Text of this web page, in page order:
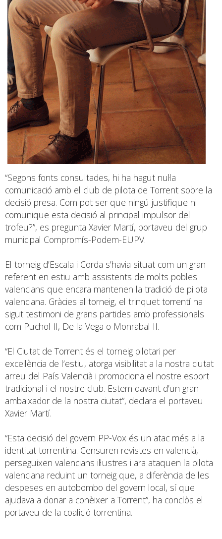
“Segons fonts consultades, hi ha hagut nul·la
comunicació amb el club de pilota de Torrent sobre la
decisió presa. Com pot ser que ningú justifique ni
comunique esta decisió al principal impulsor del
trofeu?”, es pregunta Xavier Martí, portaveu del grup
municipal Compromís-Podem-EUPV.
El torneig d’Escala i Corda s’havia situat com un gran
referent en estiu amb assistents de molts pobles
valencians que encara mantenen la tradició de pilota
valenciana. Gràcies al torneig, el trinquet torrentí ha
sigut testimoni de grans partides amb professionals
com Puchol II, De la Vega o Monrabal II.
“El Ciutat de Torrent és el torneig pilotari per
excel·lència de l’estiu, atorga visibilitat a la nostra ciutat
arreu del País Valencià i promociona el nostre esport
tradicional i el nostre club. Estem davant d’un gran
ambaixador de la nostra ciutat”, declara el portaveu
Xavier Martí.
“Esta decisió del govern PP-Vox és un atac més a la
identitat torrentina. Censuren revistes en valencià,
perseguixen valencians il·lustres i ara ataquen la pilota
valenciana reduint un torneig que, a diferència de les
despeses en autobombo del govern local, sí que
ajudava a donar a conèixer a Torrent”, ha conclòs el
portaveu de la coalició torrentina.